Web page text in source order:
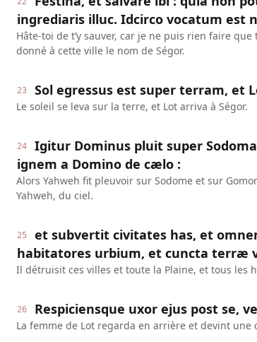
ingrediaris illuc. Idcirco vocatum est
Hâte-toi de t’y sauver, car je ne puis rien faire que
donné à cette ville le nom de Ségor.
23 Sol egressus est super terram, et
Le soleil se leva sur la terre, et Lot arriva à Ségor.
24
Igitur Dominus pluit super
ignem a Domino de cælo :
Alors Yahweh fit pleuvoir sur Sodome et sur
Yahweh, du ciel.
25
et subvertit civitates has, et
habitatores urbium, et cuncta terræ
Il détruisit ces villes et toute la Plaine, et tous les
26 Respiciensque uxor ejus post se,
La femme de Lot regarda en arrière et devint une